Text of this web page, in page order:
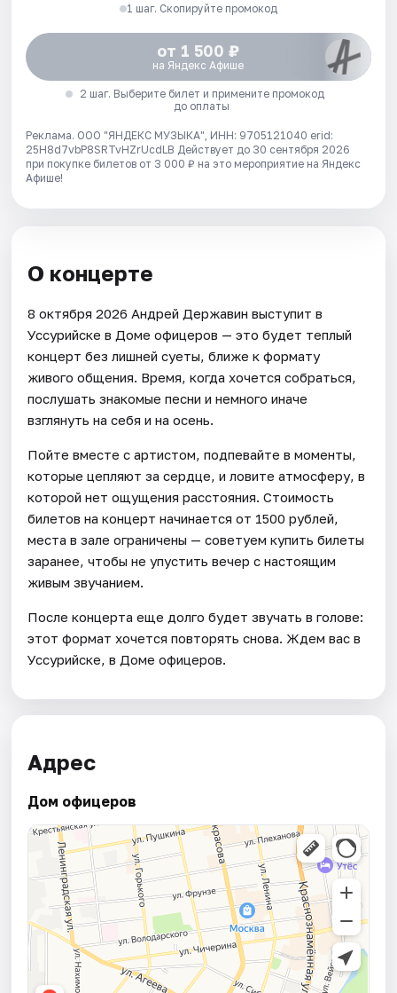
1 шаг. Скопируйте промокод
от 1 500 ₽
на Яндекс Афише
2 шаг. Выберите билет и примените промокод
до оплаты
Реклама. ООО "ЯНДЕКС МУЗЫКА", ИНН: 9705121040 erid:
25H8d7vbP8SRTvHZrUcdLB Действует до 30 сентября 2026
при покупке билетов от 3 000 ₽ на это мероприятие на Яндекс
Афише!
О концерте
8 октября 2026 Андрей Державин выступит в
Уссурийске в Доме офицеров — это будет теплый
концерт без лишней суеты, ближе к формату
живого общения. Время, когда хочется собраться,
послушать знакомые песни и немного иначе
взглянуть на себя и на осень.
Пойте вместе с артистом, подпевайте в моменты,
которые цепляют за сердце, и ловите атмосферу, в
которой нет ощущения расстояния. Стоимость
билетов на концерт начинается от 1500 рублей,
места в зале ограничены — советуем купить билеты
заранее, чтобы не упустить вечер с настоящим
живым звучанием.
После концерта еще долго будет звучать в голове:
этот формат хочется повторять снова. Ждем вас в
Уссурийске, в Доме офицеров.
Адрес
Дом офицеров